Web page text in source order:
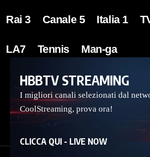
Rai 3 Canale 5 Italia 1
LA7 Tennis Man-ga
HBBTV STREAMING
I migliori canali selezionati dal
CoolStreaming, prova ora!
CLICCA QUI - LIVE NOW